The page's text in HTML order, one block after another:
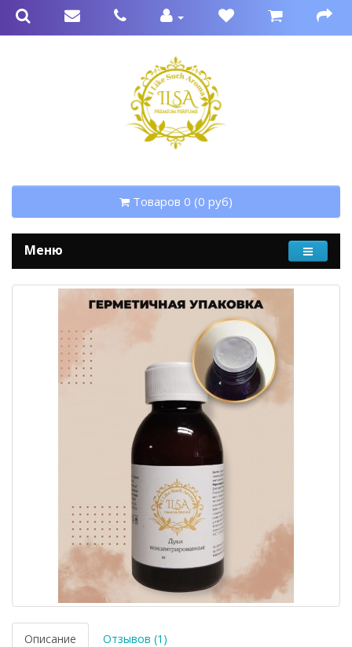
Товаров 0 (0 руб)
Меню
Описание Отзывов (1)